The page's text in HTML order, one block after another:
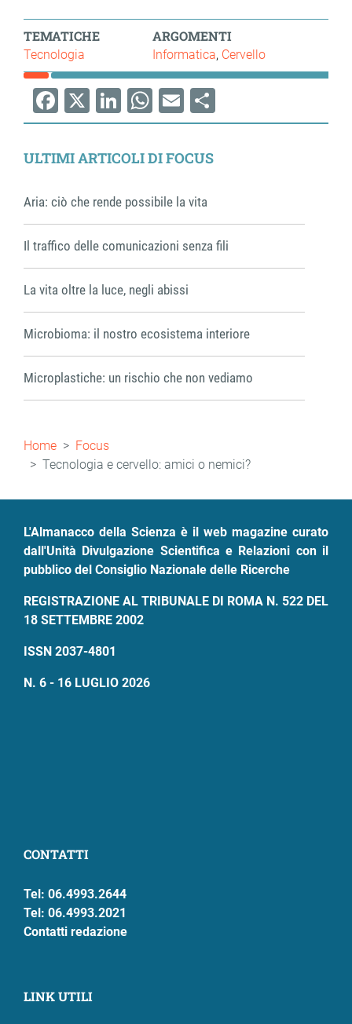
TEMATICHE
Tecnologia
ARGOMENTI
Informatica Cervello
Facebook
X LinkedIn
WhatsApp
EmailShare
ULTIMI ARTICOLI DI FOCUS
Aria: ciò che rende possibile la vita
Il traffico delle comunicazioni senza fili
La vita oltre la luce, negli abissi
Microbioma: il nostro ecosistema interiore
Microplastiche: un rischio che non vediamo
Briciole
di
pane
Home
Focus
Tecnologia e cervello: amici o nemici?
L'Almanacco della Scienza è il web magazine curato
dall'Unità Divulgazione Scientifica e Relazioni con il
pubblico del Consiglio Nazionale delle Ricerche
REGISTRAZIONE AL TRIBUNALE DI ROMA N. 522 DEL
18 SETTEMBRE 2002
ISSN 2037-4801
N. 6 - 16 LUGLIO 2026
CONTATTI
Tel: 06.4993.2644
Tel: 06.4993.2021
Contatti redazione
LINK UTILI